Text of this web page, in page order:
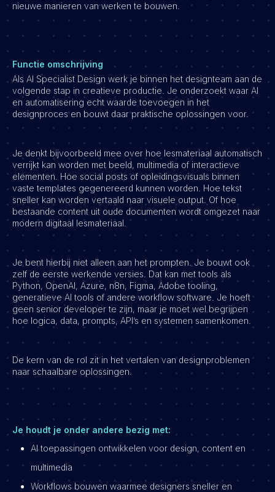
nieuwe manieren van werken te bouwen.
Functie omschrijving
Als AI Specialist Design werk je binnen het designteam aan de
volgende stap in creatieve productie. Je onderzoekt waar AI
en automatisering echt waarde toevoegen in het
designproces en bouwt daar praktische oplossingen voor.
Je denkt bijvoorbeeld mee over hoe lesmateriaal automatisch
verrijkt kan worden met beeld, multimedia of interactieve
elementen. Hoe social posts of opleidingsvisuals binnen
vaste templates gegenereerd kunnen worden. Hoe tekst
sneller kan worden vertaald naar visuele output. Of hoe
bestaande content uit oude documenten wordt omgezet naar
modern digitaal lesmateriaal.
Je bent hierbij niet alleen aan het prompten. Je bouwt ook
zelf de eerste werkende versies. Dat kan met tools als
Python, OpenAI, Azure, n8n, Figma, Adobe tooling,
generatieve AI tools of andere workflow software. Je hoeft
geen senior developer te zijn, maar je moet wel begrijpen
hoe logica, data, prompts, API’s en systemen samenkomen.
De kern van de rol zit in het vertalen van designproblemen
naar schaalbare oplossingen.
Je houdt je onder andere bezig met:
AI toepassingen ontwikkelen voor design, content en
multimedia
Workflows bouwen waarmee designers sneller en